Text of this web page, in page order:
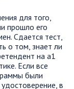
для того,
прошло его
Сдается тест,
о том, знает ли
на а1
Если все
были
в